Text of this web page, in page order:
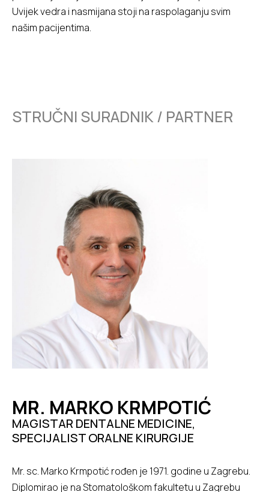
Uvijek vedra i nasmijana stoji na raspolaganju svim
našim pacijentima.
STRUČNI SURADNIK / PARTNER
MR. MARKO KRMPOTIĆ
MAGISTAR DENTALNE MEDICINE,
SPECIJALIST ORALNE KIRURGIJE
Mr. sc. Marko Krmpotić rođen je 1971. godine u Zagrebu.
Diplomirao je na Stomatološkom fakultetu u Zagrebu